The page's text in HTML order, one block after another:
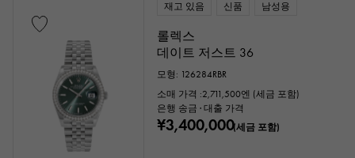
재고 있음 신품 남성용
롤렉스
데이트 저스트 36
모형: 126284RBR
소매 가격 :2,711,500엔 (세금 포함)
은행 송금 · 대출 가격
¥3,400,000(세금 포함)